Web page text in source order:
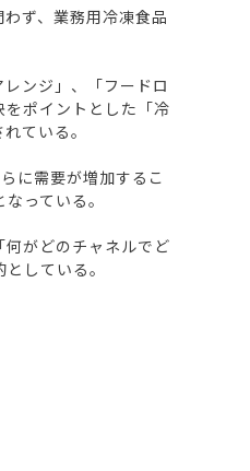
ず、業務用冷凍食品
ンジ」、「フードロ
ポイントとした「冷
ている。
に需要が増加するこ
っている。
がどのチャネルでど
している。